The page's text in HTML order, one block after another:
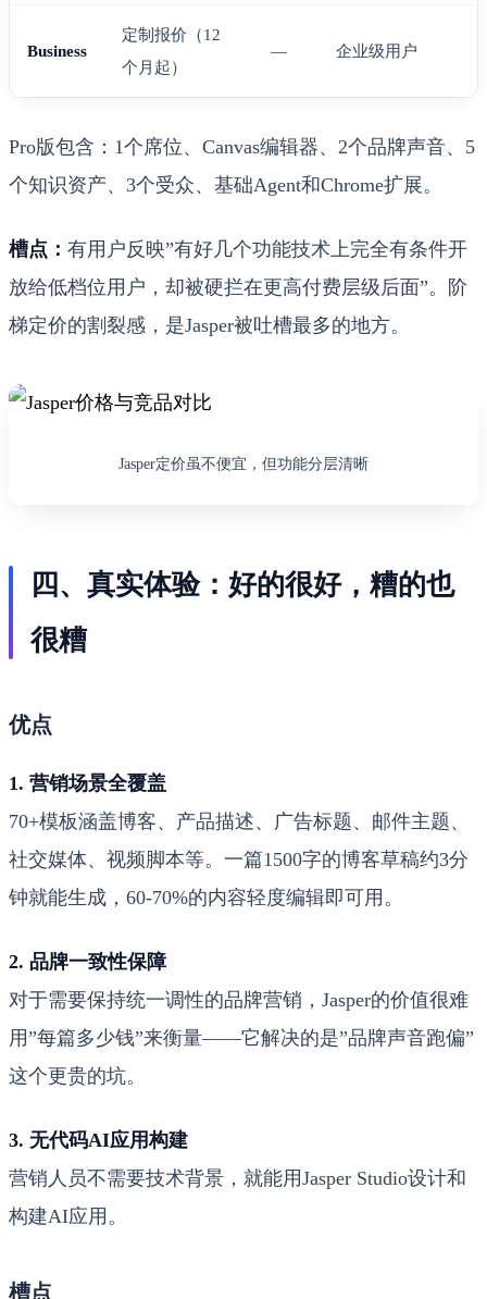
Business
定制报价（12
个月起）
— 企业级用户
Pro版包含：1个席位、Canvas编辑器、2个品牌声音、5
个知识资产、3个受众、基础Agent和Chrome扩展。
槽点： 有用户反映”有好几个功能技术上完全有条件开
放给低档位用户，却被硬拦在更高付费层级后面”。阶
梯定价的割裂感，是Jasper被吐槽最多的地方。
Jasper定价虽不便宜，但功能分层清晰
四、真实体验：好的很好，糟的也
很糟
优点
1. 营销场景全覆盖
70+模板涵盖博客、产品描述、广告标题、邮件主题、
社交媒体、视频脚本等。一篇1500字的博客草稿约3分
钟就能生成，60-70%的内容轻度编辑即可用。
2. 品牌一致性保障
对于需要保持统一调性的品牌营销，Jasper的价值很难
用”每篇多少钱”来衡量——它解决的是”品牌声音跑偏”
这个更贵的坑。
3. 无代码AI应用构建
营销人员不需要技术背景，就能用Jasper Studio设计和
构建AI应用。
槽点